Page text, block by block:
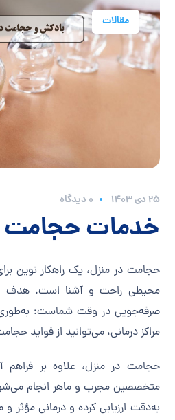
مقالات
۲۵ دی ۱۴۰۳ 0 دیدگاه
خدمات حجامت
حجامت در منزل، یک راهکار نوین
محیطی راحت و آشنا است. هدف
صرفه‌جویی در وقت شماست؛
مراکز درمانی، می‌توانید از فواید
حجامت در منزل، علاوه بر فراهم
متخصصین مجرب و ماهر انجام
به‌دقت ارزیابی کرده و درمانی